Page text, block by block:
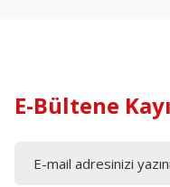
E-Bültene